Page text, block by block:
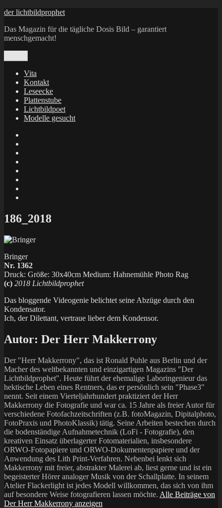
Zum
springen
der lichtbildprophet
Das Magazin für die tägliche Dosis Bild – garantiert
menschgemacht!
Vita
Kontakt
Leseecke
Plattenstube
Lichtbildpoet
Modelle gesucht
X
186_2018
Bringer
Nr. 1362
Druck: Größe: 30x40cm Medium: Hahnemühle Photo Rag
(c) 2018 Lichtbildprophet
Das bloggende Videogenie belichtet seine Abzüge durch den
Kondensator.
Ich, der Dilettant, vertraue lieber dem Kondensor.
Autor: Der Herr Makkerrony
Der "Herr Makkerrony", das ist Ronald Puhle aus Berlin und der
Macher des weltbekannten und einzigartigen Magazins "Der
Lichtbildprophet". Heute führt der ehemalige Laboringenieur das
hektische Leben eines Rentners, das er persönlich sein "Phase3"
nennt. Seit einem Vierteljahrhundert praktiziert der Herr
Makkerrony die Fotografie und war ca. 15 Jahre als freier Autor für
verschiedene Fotofachzeitschriften (z.B. fotoMagazin, Dipitalphoto,
FotoPraxis und PhotoKlassik) tätig. Seine Arbeiten bestechen durch
die bodenständige Aufnahmetechnik (LoFi - Fotografie), den
kreativen Einsatz überlagerter Fotomaterialien, insbesondere
ORWO-Fotopapiere und ORWO-Dokumentenpapiere und der
Anwendung des Lith Print-Verfahren. Nebenbei lenkt sich
Makkerrony mit freier, abstrakter Malerei ab, liest gerne und ist ein
begeisterter Hörer analoger Musik von der Schallplatte. In seinem
Atelier Flackerlight ist jedes Modell willkommen, das sich von ihm
auf besondere Weise fotografieren lassen möchte. Alle Beiträge von
Der Herr Makkerrony anzeigen